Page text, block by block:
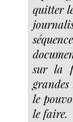
quitter
sur la
le
le faire.